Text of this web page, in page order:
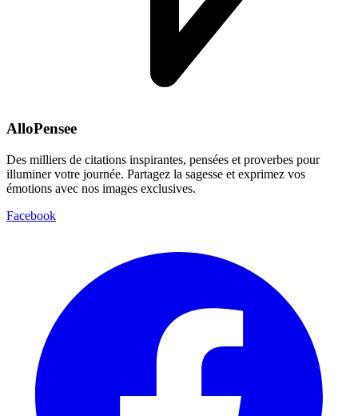
AlloPensee
Des milliers de citations inspirantes, pensées et proverbes pour
illuminer votre journée. Partagez la sagesse et exprimez vos
émotions avec nos images exclusives.
Facebook